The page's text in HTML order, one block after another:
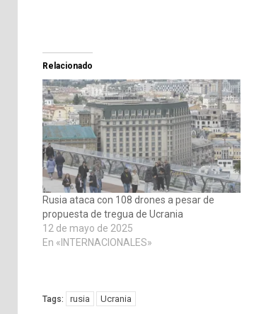
Relacionado
Rusia ataca con 108 drones a pesar de
propuesta de tregua de Ucrania
12 de mayo de 2025
En «INTERNACIONALES»
Tags: rusia Ucrania